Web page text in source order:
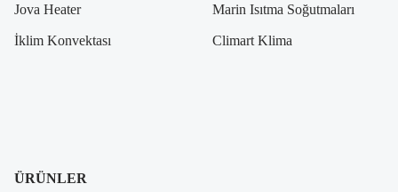
Jova Heater Marin Isıtma Soğutmaları
İklim Konvektası Climart Klima
ÜRÜNLER